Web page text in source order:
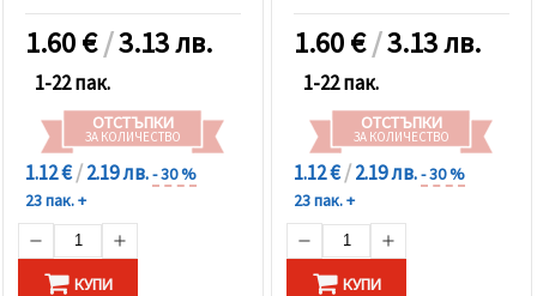
1.60€/3.13 лв.
1-22 пак.
ОТСТЪПКИ
ЗА КОЛИЧЕСТВО
1.12 €/2.19 лв.- 30 %
23 пак. +
КУПИ
1.60€/3.13 лв.
1-22 пак.
ОТСТЪПКИ
ЗА КОЛИЧЕСТВО
1.12 €/2.19 лв.- 30 %
23 пак. +
КУПИ